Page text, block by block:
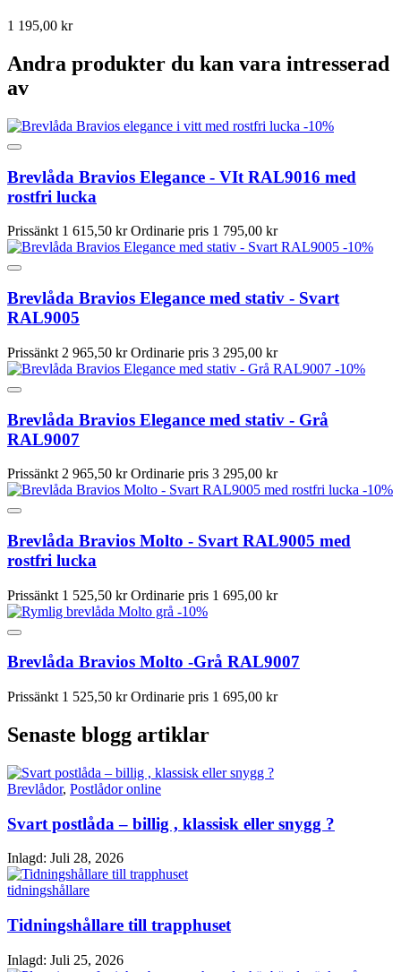
1 195,00 kr
Andra produkter du kan vara intresserad
av
-10%
Brevlåda Bravios Elegance - VIt RAL9016 med
rostfri lucka
Prissänkt 1 615,50 kr Ordinarie pris 1 795,00 kr
-10%
Brevlåda Bravios Elegance med stativ - Svart
RAL9005
Prissänkt 2 965,50 kr Ordinarie pris 3 295,00 kr
-10%
Brevlåda Bravios Elegance med stativ - Grå
RAL9007
Prissänkt 2 965,50 kr Ordinarie pris 3 295,00 kr
-10%
Brevlåda Bravios Molto - Svart RAL9005 med
rostfri lucka
Prissänkt 1 525,50 kr Ordinarie pris 1 695,00 kr
-10%
Brevlåda Bravios Molto -Grå RAL9007
Prissänkt 1 525,50 kr Ordinarie pris 1 695,00 kr
Senaste blogg artiklar
Brevlådor, Postlådor online
Svart postlåda – billig , klassisk eller snygg ?
Inlagd: Juli 28, 2026
tidningshållare
Tidningshållare till trapphuset
Inlagd: Juli 25, 2026